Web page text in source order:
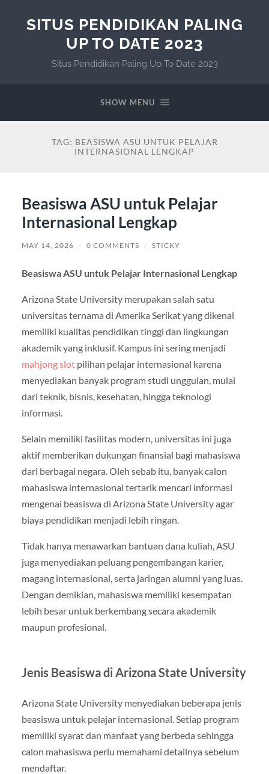
SITUS PENDIDIKAN PALING
UP TO DATE 2023
Situs Pendidikan Paling Up To Date 2023
SHOW MENU
TAG: BEASISWA ASU UNTUK PELAJAR
INTERNASIONAL LENGKAP
Beasiswa ASU untuk Pelajar
Internasional Lengkap
MAY 14, 2026 / 0 COMMENTS / STICKY
Beasiswa ASU untuk Pelajar Internasional Lengkap
Arizona State Universitymerupakan salah satu
universitas ternama di Amerika Serikat yang dikenal
memiliki kualitas pendidikan tinggi dan lingkungan
akademik yang inklusif. Kampus ini sering menjadi
mahjong slotpilihan pelajar internasional karena
menyediakan banyak program studi unggulan, mulai
dari teknik, bisnis, kesehatan, hingga teknologi
informasi.
Selain memiliki fasilitas modern, universitas ini juga
aktif memberikan dukungan finansial bagi mahasiswa
dari berbagai negara. Oleh sebab itu, banyak calon
mahasiswa internasional tertarik mencari informasi
mengenai beasiswa di Arizona State University agar
biaya pendidikan menjadi lebih ringan.
Tidak hanya menawarkan bantuan dana kuliah, ASU
juga menyediakan peluang pengembangan karier,
magang internasional, serta jaringan alumni yang luas.
Dengan demikian, mahasiswa memiliki kesempatan
lebih besar untuk berkembang secara akademik
maupun profesional.
Jenis Beasiswa di Arizona State University
Arizona State University menyediakan beberapa jenis
beasiswa untuk pelajar internasional. Setiap program
memiliki syarat dan manfaat yang berbeda sehingga
calon mahasiswa perlu memahami detailnya sebelum
mendaftar.